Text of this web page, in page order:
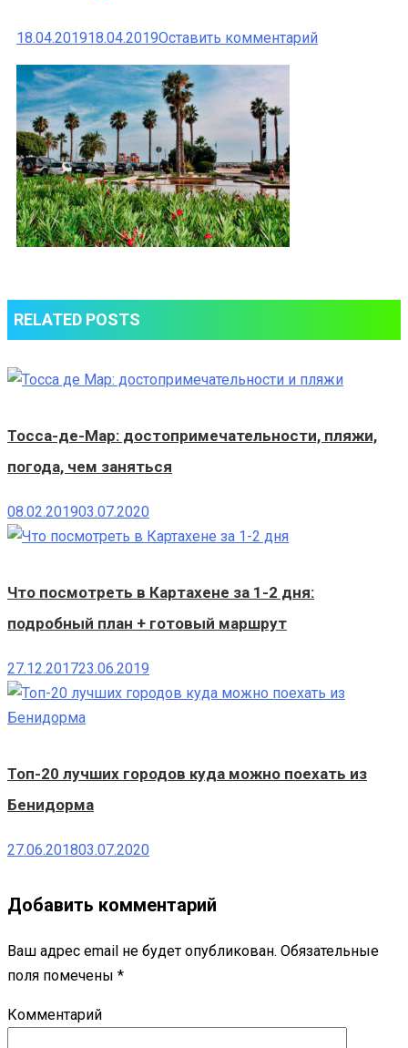
18.04.201918.04.2019Оставить комментарийк
RELATED POSTS
Тосса-де-Мар: достопримечательности, пляжи,
погода, чем заняться
08.02.201903.07.2020
Что посмотреть в Картахене за 1-2 дня:
подробный план + готовый маршрут
27.12.201723.06.2019
Топ-20 лучших городов куда можно поехать из
Бенидорма
27.06.201803.07.2020
Добавить комментарий
Ваш адрес email не будет опубликован. Обязательные
поля помечены *
Комментарий